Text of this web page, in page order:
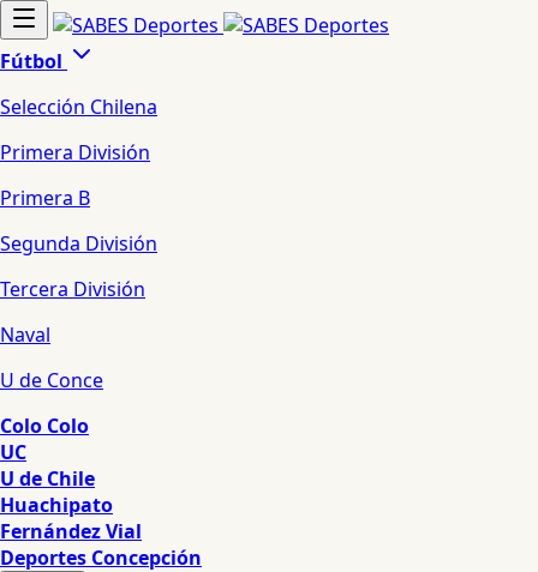
Fútbol
Selección Chilena
Primera División
Primera B
Segunda División
Tercera División
Naval
U de Conce
Colo Colo
UC
U de Chile
Huachipato
Fernández Vial
Deportes Concepción